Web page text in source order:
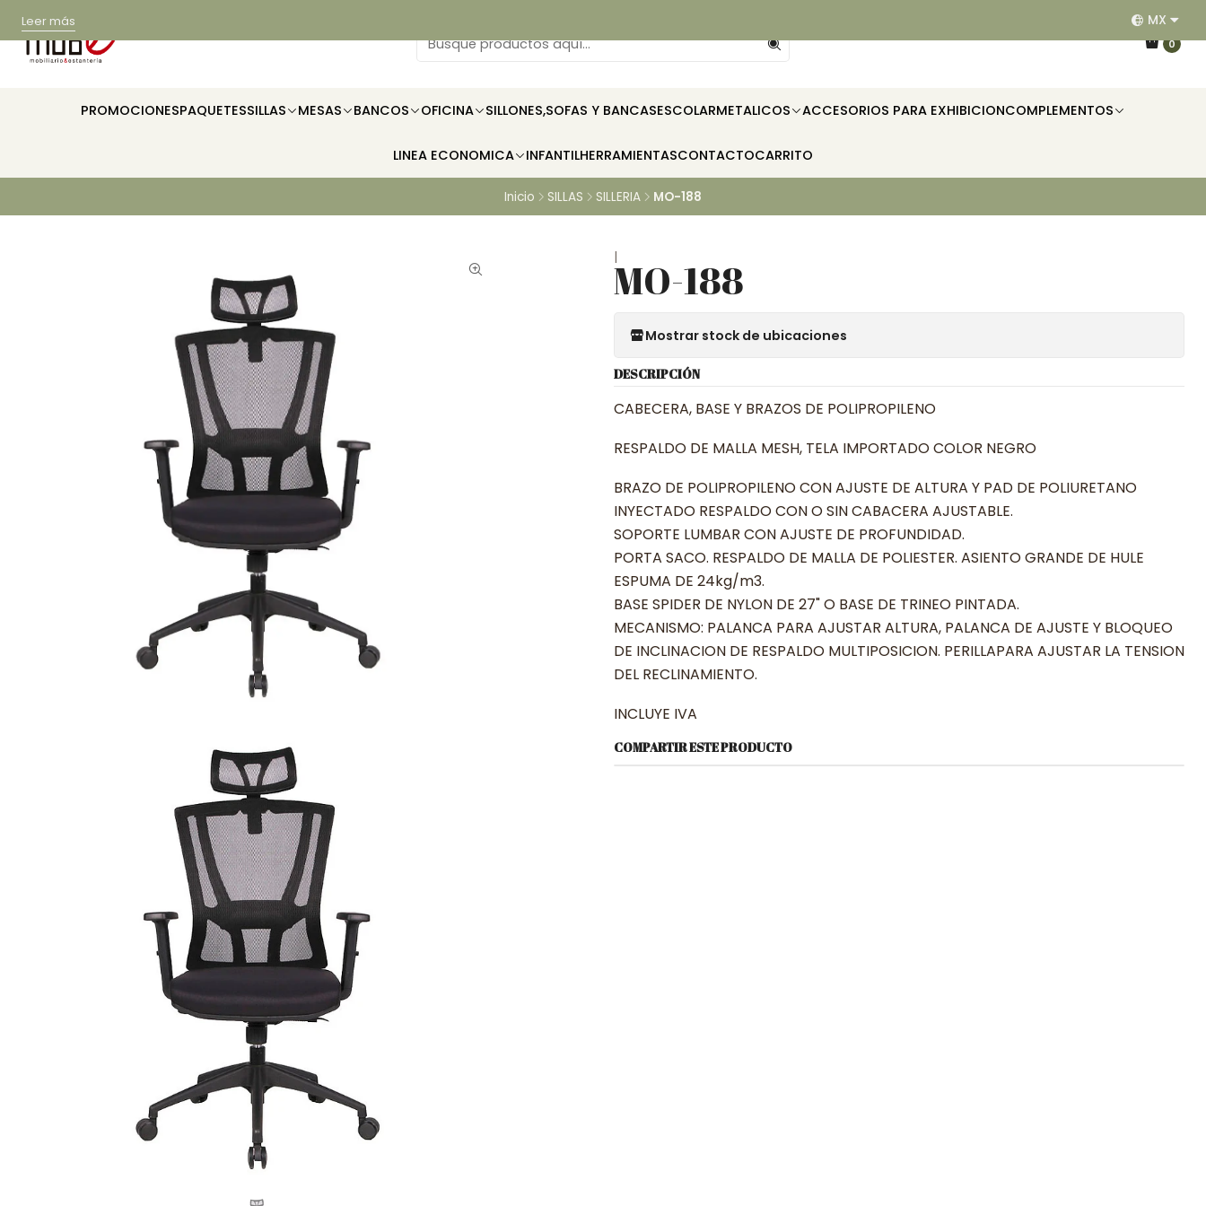
0
PROMOCIONESPAQUETESSILLAS MESAS BANCOS OFICINA SILLONES,SOFAS Y BANCASESCOLARMETALICOS ACCESORIOS PARA EXHIBICIONCOMPLEMENTOS
LINEA ECONOMICA INFANTILHERRAMIENTASCONTACTOCARRITO
Leer más EQUIPAMOS RESTAURANTES, HOTELES, OFICINAS E
MX
Inicio SILLAS SILLERIA MO-188
|MO-188
Mostrar stock de ubicaciones
DESCRIPCIÓN
CABECERA, BASE Y BRAZOS DE POLIPROPILENO
RESPALDO DE MALLA MESH, TELA IMPORTADO COLOR NEGRO
BRAZO DE POLIPROPILENO CON AJUSTE DE ALTURA Y PAD DE POLIURETANO
INYECTADO RESPALDO CON O SIN CABACERA AJUSTABLE.
SOPORTE LUMBAR CON AJUSTE DE PROFUNDIDAD.
PORTA SACO. RESPALDO DE MALLA DE POLIESTER. ASIENTO GRANDE DE HULE
ESPUMA DE 24kg/m3.
BASE SPIDER DE NYLON DE 27" O BASE DE TRINEO PINTADA.
MECANISMO: PALANCA PARA AJUSTAR ALTURA, PALANCA DE AJUSTE Y BLOQUEO
DE INCLINACION DE RESPALDO MULTIPOSICION. PERILLAPARA AJUSTAR LA TENSION
DEL RECLINAMIENTO.
INCLUYE IVA
COMPARTIR ESTE PRODUCTO